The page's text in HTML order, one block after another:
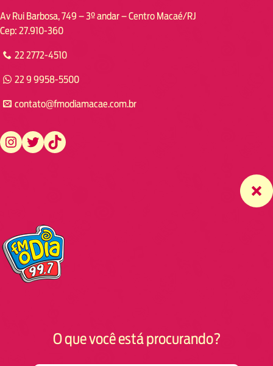
Av Rui Barbosa, 749 – 3º andar – Centro Macaé/RJ
Cep: 27.910-360
22 2772-4510
22 9 9958-5500
contato@fmodiamacae.com.br
https://www.instagram.com/fmodia.macae/ https://twitter.com/fmodia.macae/ https://www.tiktok.com/@fmodia.macae
O que você está procurando?